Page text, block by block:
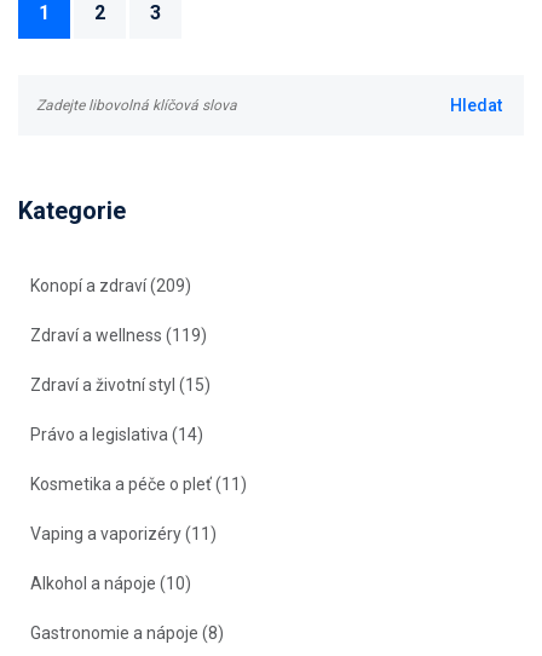
1 2 3
Kategorie
Konopí a zdraví(209)
Zdraví a wellness (119)
Zdraví a životní styl (15)
Právo a legislativa(14)
Kosmetika a péče o pleť(11)
Vaping a vaporizéry(11)
Alkohol a nápoje (10)
Gastronomie a nápoje (8)